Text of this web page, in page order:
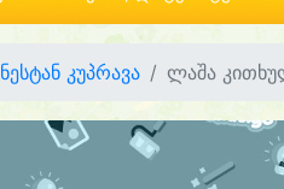
ნესტან კუპრავა ლაშა